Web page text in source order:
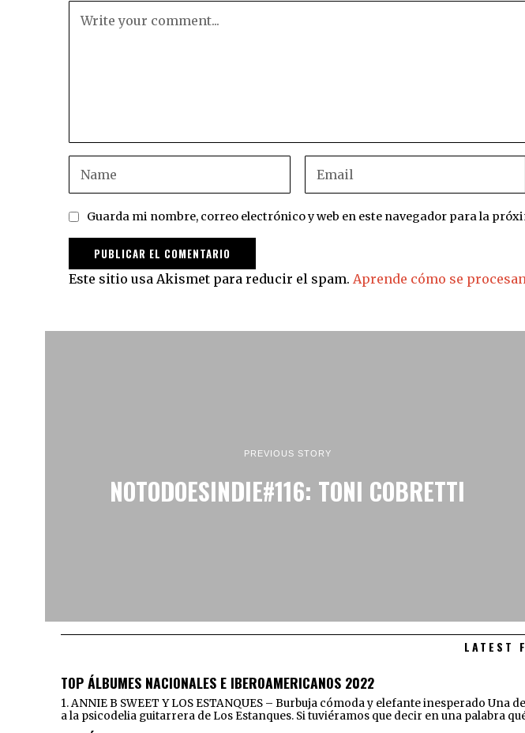
Guarda mi nombre, correo electrónico y web en este navegador para la
Este sitio usa Akismet para reducir el spam. Aprende cómo se
PREVIOUS STORY
NOTODOESINDIE#116: TONI COBRETTI
LATEST
TOP ÁLBUMES NACIONALES E IBEROAMERICANOS 2022
1. ANNIE B SWEET Y LOS ESTANQUES – Burbuja cómoda y elefante inesperado
a la psicodelia guitarrera de Los Estanques. Si tuviéramos que decir en una palabra